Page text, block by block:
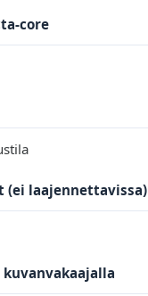
core
(ei laajennettavissa)